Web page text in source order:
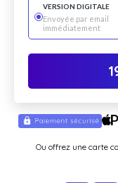
VERSION DIGITALE
Envoyée par email
immédiatement
Ou offrez une carte